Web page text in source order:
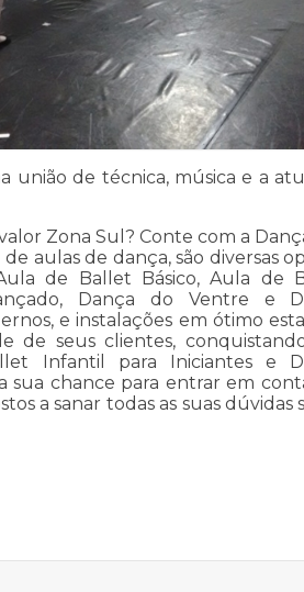
união de técnica, música e a
Zona Sul? Conte com a
aulas de dança, são diversas
de Ballet Básico, Aula de
Dança do Ventre e
e instalações em ótimo
de seus clientes,
Infantil para Iniciantes e
sua chance para entrar em
a sanar todas as suas dúvidas